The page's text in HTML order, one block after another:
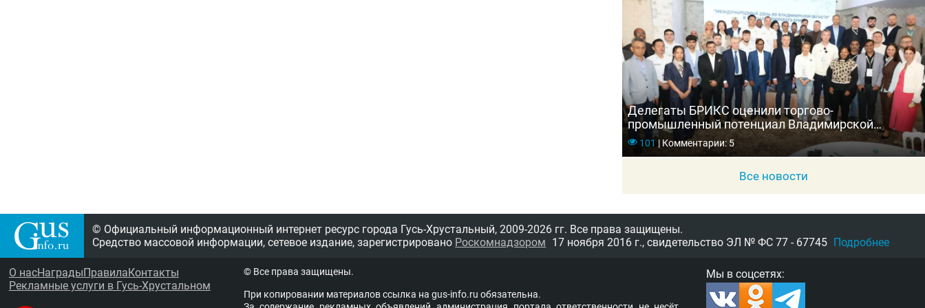
Делегаты БРИКС оценили торгово-
промышленный потенциал Владимирской
области
101 |Комментарии: 5
Все новости
© Официальный информационный интернет ресурс города Гусь-Хрустальный, 2009-2026 гг. Все права защищены.
Средство массовой информации, сетевое издание, зарегистрировано Роскомнадзором 17 ноября 2016 г., свидетельство ЭЛ № ФС 77 - 67745 Подробнее
Мы в соцсетях:
О насНаграды Правила Контакты
Рекламные услуги в Гусь-Хрустальном
© Все права защищены.
При копировании материалов ссыл­ка на gus-info.ru обя­за­тель­на.